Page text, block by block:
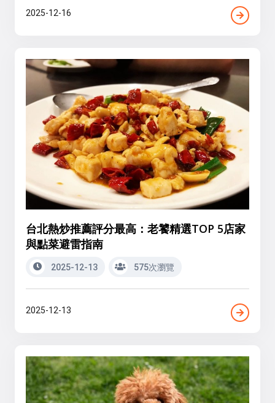
2025-12-16
台北熱炒推薦評分最高：老饕精選TOP 5店家
與點菜避雷指南
2025-12-13 575次瀏覽
2025-12-13